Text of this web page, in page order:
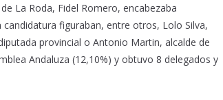
La Roda, Fidel Romero, encabezaba
figuraban, entre otros, Lolo Silva,
provincial o Antonio Martin, alcalde de
Andaluza (12,10%) y obtuvo 8 delegados y